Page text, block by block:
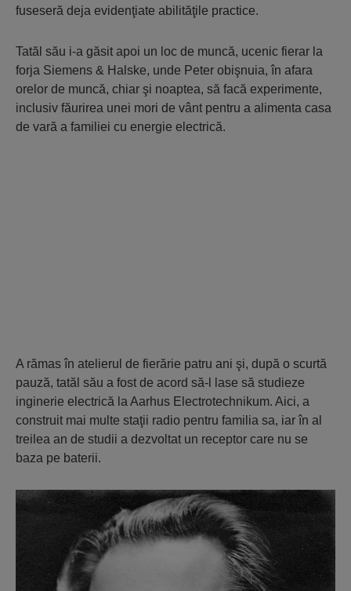
fuseseră deja evidenţiate abilităţile practice.
Tatăl său i-a găsit apoi un loc de muncă, ucenic fierar la
forja Siemens & Halske, unde Peter obişnuia, în afara
orelor de muncă, chiar şi noaptea, să facă experimente,
inclusiv făurirea unei mori de vânt pentru a alimenta casa
de vară a familiei cu energie electrică.
A rămas în atelierul de fierărie patru ani şi, după o scurtă
pauză, tatăl său a fost de acord să-l lase să studieze
inginerie electrică la Aarhus Electrotechnikum. Aici, a
construit mai multe staţii radio pentru familia sa, iar în al
treilea an de studii a dezvoltat un receptor care nu se
baza pe baterii.